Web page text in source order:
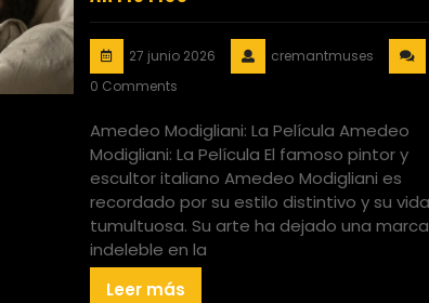
27 junio 2026
cremantmuses
0 Comments
Amedeo Modigliani: La Película Amedeo
Modigliani: La Película El famoso pintor y
escultor italiano Amedeo Modigliani es
recordado por su estilo distintivo y su vida
tumultuosa. Su arte ha dejado una marca
indeleble en la
Leer más